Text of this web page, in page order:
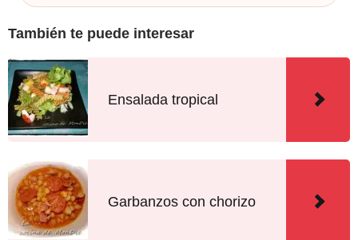
También te puede interesar
Ensalada tropical
Garbanzos con chorizo